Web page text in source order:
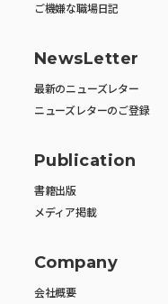
ご機嫌な職場日記
NewsLetter
最新のニューズレター
ニューズレターのご登録
Publication
書籍出版
メディア掲載
Company
会社概要